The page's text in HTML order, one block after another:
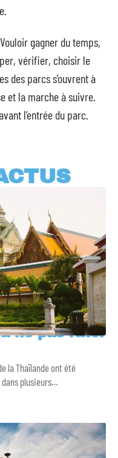
gagner du temps,
vérifier, choisir le
des parcs s’ouvrent à
et la marche à suivre.
l’entrée du parc.
ne pas rater
la Thaïlande ont été
plusieurs…